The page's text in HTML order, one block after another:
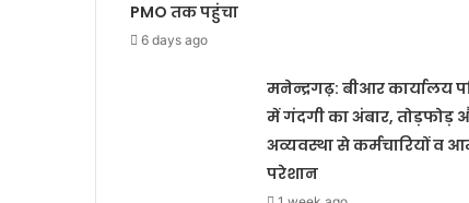
PMO तक पहुंचा
6 days ago
मनेन्द्रगढ़: बीआर कार्यालय
में गंदगी का अंबार, तोड़फोड़
अव्यवस्था से कर्मचारियों व
परेशान